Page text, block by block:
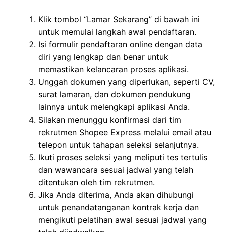
Klik tombol “Lamar Sekarang” di bawah ini
untuk memulai langkah awal pendaftaran.
Isi formulir pendaftaran online dengan data
diri yang lengkap dan benar untuk
memastikan kelancaran proses aplikasi.
Unggah dokumen yang diperlukan, seperti CV,
surat lamaran, dan dokumen pendukung
lainnya untuk melengkapi aplikasi Anda.
Silakan menunggu konfirmasi dari tim
rekrutmen Shopee Express melalui email atau
telepon untuk tahapan seleksi selanjutnya.
Ikuti proses seleksi yang meliputi tes tertulis
dan wawancara sesuai jadwal yang telah
ditentukan oleh tim rekrutmen.
Jika Anda diterima, Anda akan dihubungi
untuk penandatanganan kontrak kerja dan
mengikuti pelatihan awal sesuai jadwal yang